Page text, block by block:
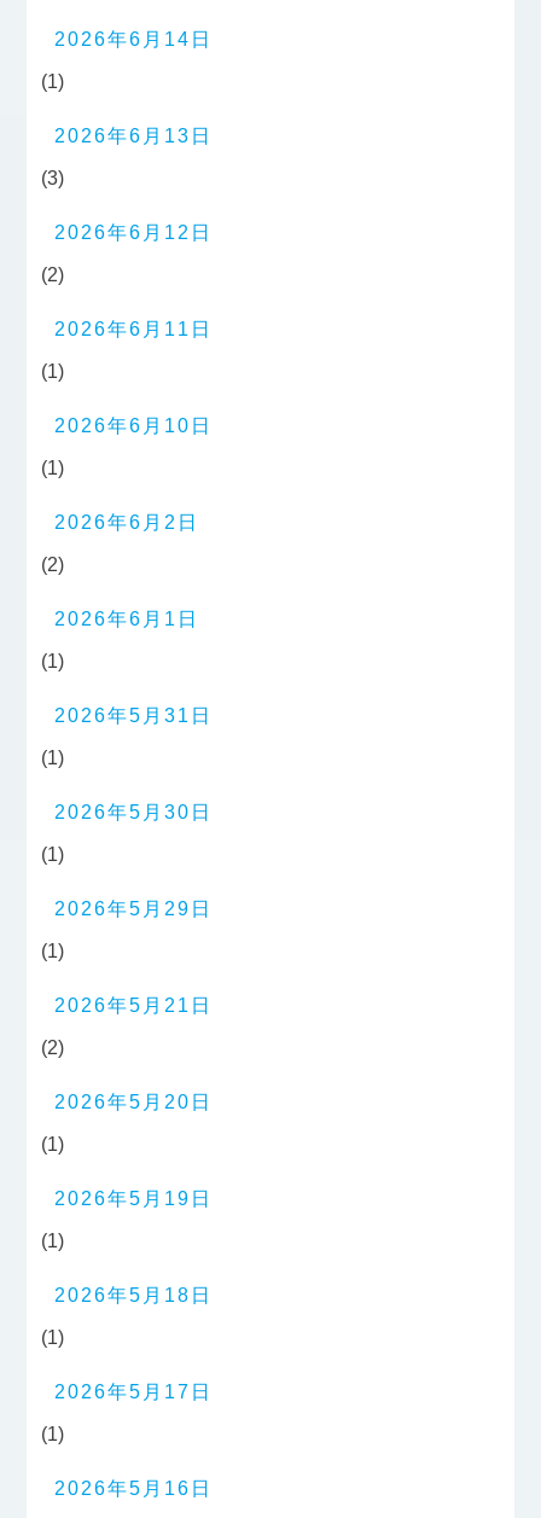
2026年6月14日
(1)
2026年6月13日
(3)
2026年6月12日
(2)
2026年6月11日
(1)
2026年6月10日
(1)
2026年6月2日
(2)
2026年6月1日
(1)
2026年5月31日
(1)
2026年5月30日
(1)
2026年5月29日
(1)
2026年5月21日
(2)
2026年5月20日
(1)
2026年5月19日
(1)
2026年5月18日
(1)
2026年5月17日
(1)
2026年5月16日